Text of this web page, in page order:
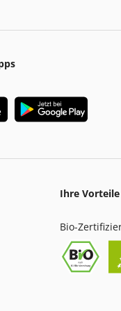
Ihre Vorteile
Bio-